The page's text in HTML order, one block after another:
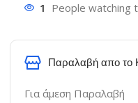
1 People watching
Παραλαβή απο το
Για άμεση Παραλαβή